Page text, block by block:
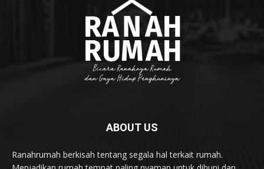
ABOUT US
Ranahrumah berkisah tentang segala hal terkait rumah.